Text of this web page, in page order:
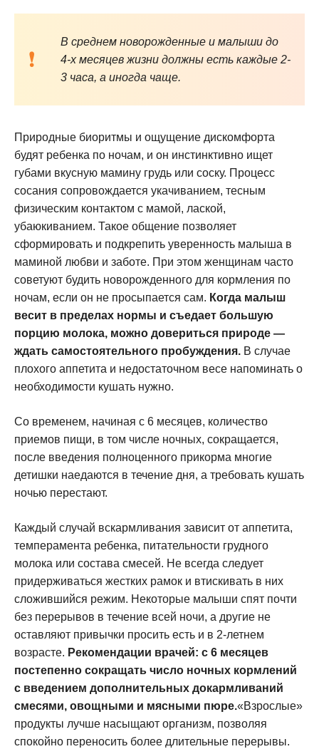
В среднем новорожденные и малыши до
4-х месяцев жизни должны есть каждые 2-
3 часа, а иногда чаще.
Природные биоритмы и ощущение дискомфорта
будят ребенка по ночам, и он инстинктивно ищет
губами вкусную мамину грудь или соску. Процесс
сосания сопровождается укачиванием, тесным
физическим контактом с мамой, лаской,
убаюкиванием. Такое общение позволяет
сформировать и подкрепить уверенность малыша в
маминой любви и заботе. При этом женщинам часто
советуют будить новорожденного для кормления по
ночам, если он не просыпается сам. Когда малыш
весит в пределах нормы и съедает большую
порцию молока, можно довериться природе —
ждать самостоятельного пробуждения. В случае
плохого аппетита и недостаточном весе напоминать о
необходимости кушать нужно.
Со временем, начиная с 6 месяцев, количество
приемов пищи, в том числе ночных, сокращается,
после введения полноценного прикорма многие
детишки наедаются в течение дня, а требовать кушать
ночью перестают.
Каждый случай вскармливания зависит от аппетита,
темперамента ребенка, питательности грудного
молока или состава смесей. Не всегда следует
придерживаться жестких рамок и втискивать в них
сложившийся режим. Некоторые малыши спят почти
без перерывов в течение всей ночи, а другие не
оставляют привычки просить есть и в 2-летнем
возрасте. Рекомендации врачей: с 6 месяцев
постепенно сокращать число ночных кормлений
с введением дополнительных докармливаний
смесями, овощными и мясными пюре.«Взрослые»
продукты лучше насыщают организм, позволяя
спокойно переносить более длительные перерывы.